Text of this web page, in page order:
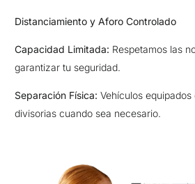
Distanciamiento y Aforo Controlado
Capacidad Limitada: Respetamos las
garantizar tu seguridad.
Separación Física: Vehículos
divisorias cuando sea necesario.